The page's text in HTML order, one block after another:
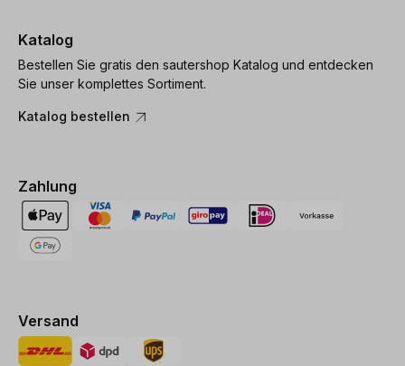
Katalog
Bestellen Sie gratis den sautershop Katalog und entdecken
Sie unser komplettes Sortiment.
Katalog bestellen
Zahlung
Versand